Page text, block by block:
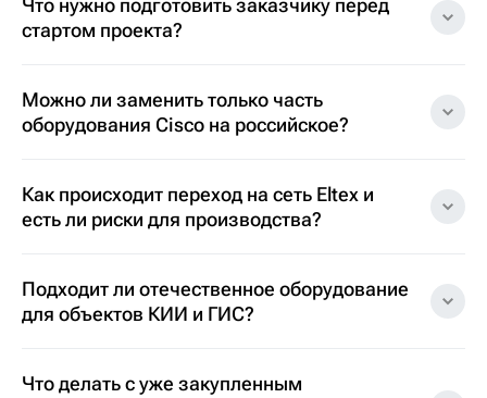
стартом проекта?
Можно ли заменить только часть
оборудования Cisco на российское?
Как происходит переход на сеть Eltex и
есть ли риски для производства?
Подходит ли отечественное оборудование
для объектов КИИ и ГИС?
Что делать с уже закупленным